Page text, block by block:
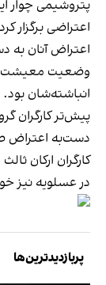
پتروشیمی چوار
اعتراضی برگزار
اعتراض آنان به
وضعیت معیشت
انباشته‌شان بود.
پیش‌تر کارگران
دست‌به اعتراض
کارگران ارکان
در عسلویه نیز
پربازدیدترین‌ها